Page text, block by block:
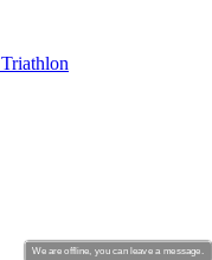
We are offline, you can leave a message.